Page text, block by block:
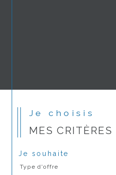
Je choisis
MES CRITÈRES
Je souhaite
d'offre
Type d'offre